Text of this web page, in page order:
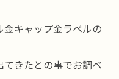
キャップ金ラベルの
きたとの事でお調べ